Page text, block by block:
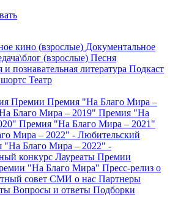
кино (взрослые) Документальное
(взрослые) Песня
познавательная литература Подкаст
Театр
Премии Премия "На Благо Мира –
Благо Мира – 2019" Премия "На
Премия "На Благо Мира – 2021"
Мира – 2022" - Любительский
"На Благо Мира – 2022" -
конкурс Лауреаты Премии
"На Благо Мира" Пресс-релиз о
совет СМИ о нас Партнеры
Вопросы и ответы Подборки